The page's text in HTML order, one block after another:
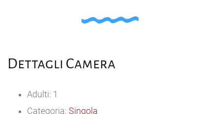
Dettagli Camera
Adulti: 1
Categoria: Singola